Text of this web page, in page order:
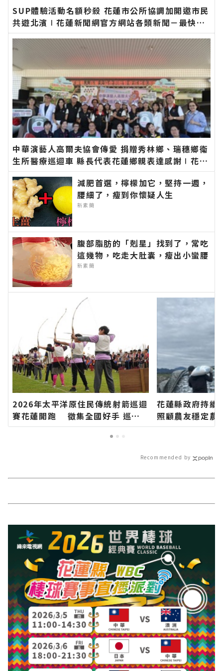
SUP體驗活動名額秒殺 花蓮市公所協調加開邀市民
共遊北濱∣花蓮新聞網官方網站各類新聞－最快速
的今日新聞報導 最新的在地資訊！
中華演藝人高爾夫協會傳愛 捐贈秀林鄉、瑞穗鄉衛
生所醫療巡迴車 縣長代表花蓮鄉親表達感謝∣花蓮
新聞網官方網站各類新聞－最快速的今日新聞報導
最新的在地資訊！減肥首選，檸檬加它，堅持一週，
腰細了，瘦到你懷疑人生
新素簡
腹部脂肪的「剋星」找到了，常吃
這幾物，吃走大肚囊，瘦出小蠻腰
新素簡
2026年太平洋原住民傳統射箭巡迴
賽花蓮開跑 徵集全國好手 巡迴
積分串聯山海部落 即日起開放報
名∣花蓮新聞網官方網站各類新聞
花蓮縣政府持續
照顧農友穩定
網官方網站各類
Recommended by